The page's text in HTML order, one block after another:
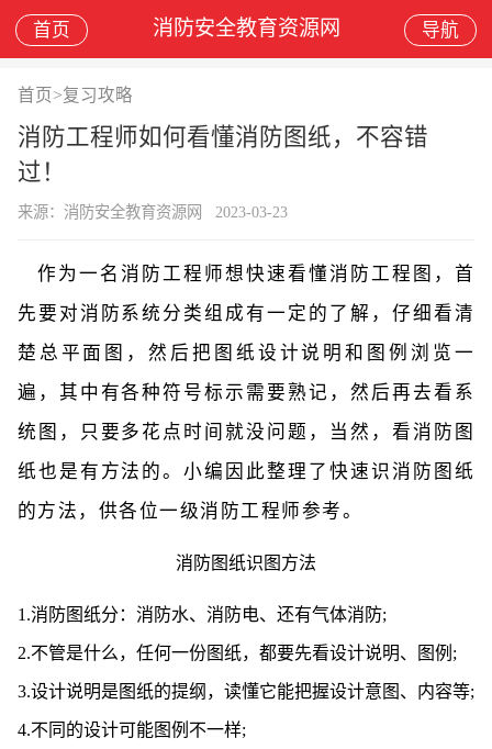
首页 消防安全教育资源网 导航
首页 >复习攻略
消防工程师如何看懂消防图纸，不容错
过！
来源：消防安全教育资源网 2023-03-23
作为一名消防工程师想快速看懂消防工程图，首
先要对消防系统分类组成有一定的了解，仔细看清
楚总平面图，然后把图纸设计说明和图例浏览一
遍，其中有各种符号标示需要熟记，然后再去看系
统图，只要多花点时间就没问题，当然，看消防图
纸也是有方法的。小编因此整理了快速识消防图纸
的方法，供各位一级消防工程师参考。
消防图纸识图方法
1.消防图纸分：消防水、消防电、还有气体消防;
2.不管是什么，任何一份图纸，都要先看设计说明、图例;
3.设计说明是图纸的提纲，读懂它能把握设计意图、内容等;
4.不同的设计可能图例不一样;